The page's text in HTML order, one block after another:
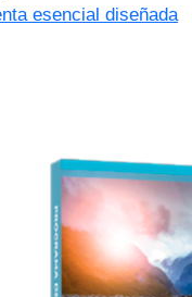
esencial diseñada